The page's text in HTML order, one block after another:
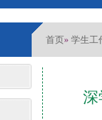
首页» 学生工